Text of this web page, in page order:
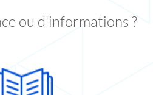
ou d'informations ?